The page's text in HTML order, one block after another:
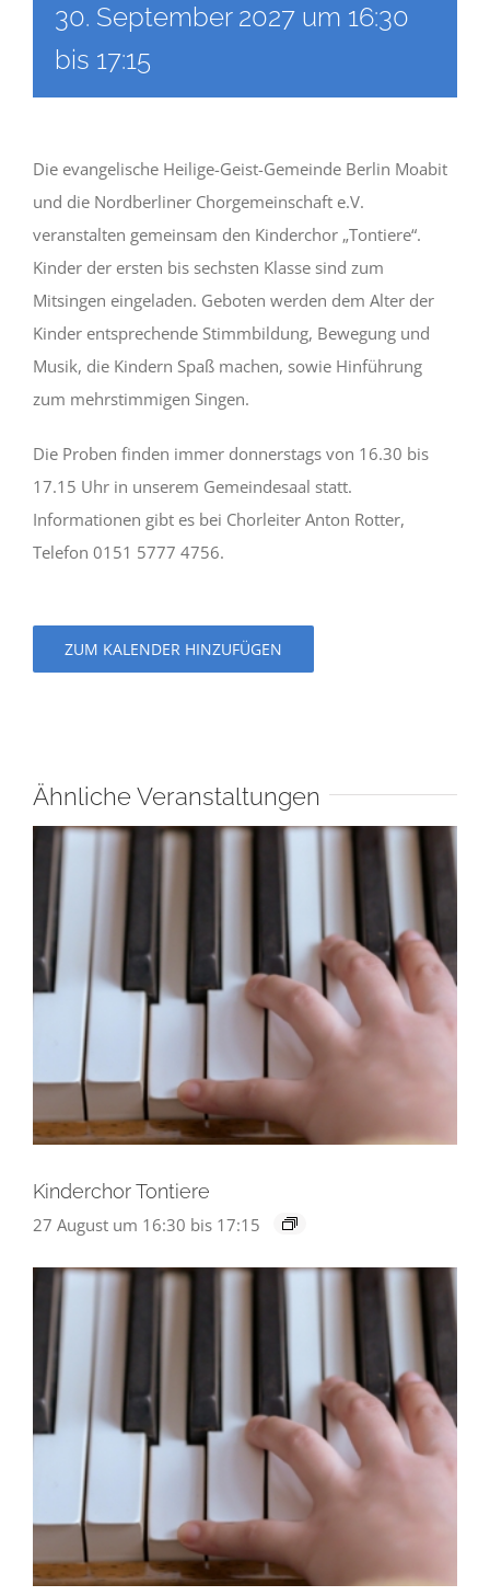
30. September 2027 um 16:30
bis 17:15
Die evangelische Heilige-Geist-Gemeinde Berlin Moabit
und die Nordberliner Chorgemeinschaft e.V.
veranstalten gemeinsam den Kinderchor „Tontiere“.
Kinder der ersten bis sechsten Klasse sind zum
Mitsingen eingeladen. Geboten werden dem Alter der
Kinder entsprechende Stimmbildung, Bewegung und
Musik, die Kindern Spaß machen, sowie Hinführung
zum mehrstimmigen Singen.
Die Proben finden immer donnerstags von 16.30 bis
17.15 Uhr in unserem Gemeindesaal statt.
Informationen gibt es bei Chorleiter Anton Rotter,
Telefon 0151 5777 4756.
ZUM KALENDER HINZUFÜGEN
Ähnliche Veranstaltungen
Kinderchor Tontiere
27 August um 16:30 bis 17:15